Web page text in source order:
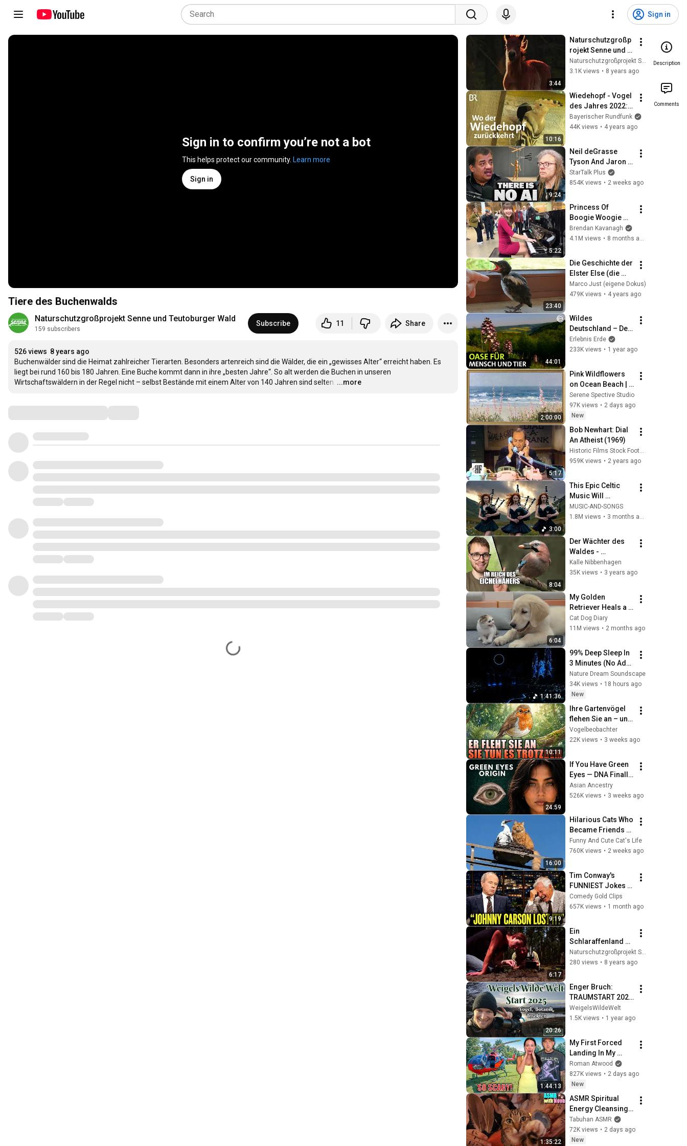
Sign in
Sign in to confirm you’re not a bot
This helps protect our community. Learn more
Sign in
Tiere des Buchenwalds
Naturschutzgroßprojekt Senne und Teutoburger Wald
159 subscribers
Subscribe 11 Share
526 views 8 years ago
Buchenwälder sind die Heimat zahlreicher Tierarten. Besonders artenreich sind die Wälder, die ein „gewisses Alter“ erreicht haben. Es
liegt bei rund 160 bis 180 Jahren. Eine Buche kommt dann in ihre „besten Jahre“. So alt werden die Buchen in unseren
Wirtschaftswäldern in der Regel nicht – selbst Bestände mit einem Alter von 140 Jahren sind selten. …
...more
3:44
Naturschutzgroßp
rojekt Senne und
Teutoburger Wald
Naturschutzgroßprojekt Senne und Teutoburger Wald
3.1K views • 8 years ago
10:16
Wiedehopf - Vogel
des Jahres 2022:
Brutpaare in der
Oberpfalz? |
& Karwendel | BR
Bayerischer Rundfunk
44K views • 4 years ago
9:24
Neil deGrasse
Tyson And Jaron
Lanier on the AI
Illusion
StarTalk Plus
854K views • 2 weeks ago
5:22
Princess Of
Boogie Woogie
Delights Everyone
Brendan Kavanagh
4.1M views •
23:40
Die Geschichte der
Elster Else (die
Else-Story), Teil 1
Marco Just (eigene Dokus)
479K views • 4 years ago
44:01
Wildes
Deutschland – Der
Thüringer Wald |
Erlebnis Erde
Erlebnis Erde
233K views • 1 year ago
2:00:00
Pink Wildflowers
on Ocean Beach |
Vintage Coastal
Seascape Oil
Painting | 4K
Ambient TV
Screensaver
Serene Spective Studio
97K views • 2 days ago
New
5:17
Bob Newhart: Dial
An Atheist (1969)
Historic Films Stock Footage Archive
959K views • 2 years ago
3:00
This Epic Celtic
Music Will
Captivate Your
Soul | Epic Celtic
MUSIC-AND-SONGS
1.8M views • 3 months ago
8:04
Der Wächter des
Waldes -
Eichelhäher
Kalle Nibbenhagen
35K views • 3 years ago
6:04
My Golden
Retriever Heals a
Terrified Rescue
Kitten in Just 3
Cat Dog Diary
11M views • 2 months ago
1:41:36
99% Deep Sleep In
3 Minutes (No Ads)
• Relieves Stress,
Melatonin Release
• Stop Overthinking
Nature Dream Soundscape
34K views • 18 hours ago
New
10:11
Ihre Gartenvögel
flehen Sie an – und
trotzdem machen
Sie diese Fehler
Vogelbeobachter
22K views • 3 weeks ago
24:59
If You Have Green
Eyes — DNA Finally
Revealed Where
They Really Come
Asian Ancestry
526K views • 3 weeks ago
16:00
Hilarious Cats Who
Became Friends
With Wild Animals
in Unexpected
Funny And Cute Cat's Life
760K views • 2 weeks ago
9:19
Tim Conway's
FUNNIEST Jokes
On The Tonight
Show
Comedy Gold Clips
657K views • 1 month ago
6:17
Ein
Schlaraffenland
für Insekten und
Vögel
Naturschutzgroßprojekt Senne und Teutoburger Wald
280 views • 8 years ago
20:26
Enger Bruch:
TRAUMSTART 2025
- Viele Vögel,
Botanik, Insekten
Abenteuer beginnt!
😍
WeigelsWildeWelt
1.5K views • 1 year ago
1:44:13
My First Forced
Landing In My
Helicopter. Very
Scary Experience
But Everyone Is
Safe! Needs FIxed!
Roman Atwood
827K views • 2 days ago
New
1:35:22
ASMR Spiritual
Energy Cleansing
with My Cat 🐾
Purring & Reiki for
Sleep & Stress
Tabuhan ASMR
72K views • 2 days ago
New
Description
Comments